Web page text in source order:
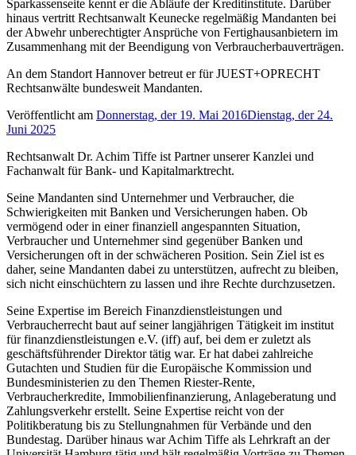
Sparkassenseite kennt er die Abläufe der Kreditinstitute. Darüber
hinaus vertritt Rechtsanwalt Keunecke regelmäßig Mandanten bei
der Abwehr unberechtigter Ansprüche von Fertighausanbietern im
Zusammenhang mit der Beendigung von Verbraucherbauverträgen.
An dem Standort Hannover betreut er für JUEST+OPRECHT
Rechtsanwälte bundesweit Mandanten.
Veröffentlicht am Donnerstag, der 19. Mai 2016Dienstag, der 24.
Juni 2025
Rechtsanwalt Dr. Achim Tiffe ist Partner unserer Kanzlei und
Fachanwalt für Bank- und Kapitalmarktrecht.
Seine Mandanten sind Unternehmer und Verbraucher, die
Schwierigkeiten mit Banken und Versicherungen haben. Ob
vermögend oder in einer finanziell angespannten Situation,
Verbraucher und Unternehmer sind gegenüber Banken und
Versicherungen oft in der schwächeren Position. Sein Ziel ist es
daher, seine Mandanten dabei zu unterstützen, aufrecht zu bleiben,
sich nicht einschüchtern zu lassen und ihre Rechte durchzusetzen.
Seine Expertise im Bereich Finanzdienstleistungen und
Verbraucherrecht baut auf seiner langjährigen Tätigkeit im institut
für finanzdienstleistungen e.V. (iff) auf, bei dem er zuletzt als
geschäftsführender Direktor tätig war. Er hat dabei zahlreiche
Gutachten und Studien für die Europäische Kommission und
Bundesministerien zu den Themen Riester-Rente,
Verbraucherkredite, Immobilienfinanzierung, Anlageberatung und
Zahlungsverkehr erstellt. Seine Expertise reicht von der
Politikberatung bis zu Stellungnahmen für Verbände und den
Bundestag. Darüber hinaus war Achim Tiffe als Lehrkraft an der